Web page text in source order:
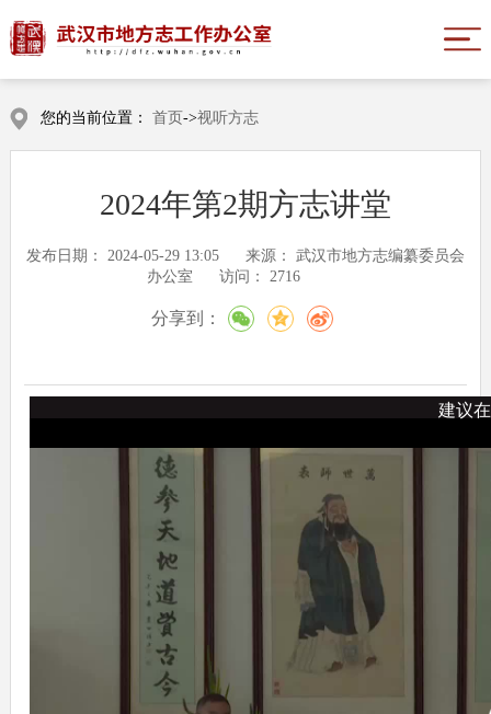
您的当前位置： 首页->视听方志
2024年第2期方志讲堂
发布日期： 2024-05-29 13:05 来源： 武汉市地方志编纂委员会
办公室
访问： 2716
分享到：